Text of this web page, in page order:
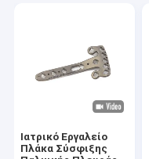
Ιατρικό Εργαλείο
Πλάκα Σύσφιξης